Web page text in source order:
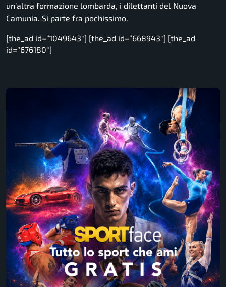
un’altra formazione lombarda, i dilettanti del Nuova
Camunia. Si parte fra pochissimo.
[the_ad id=”1049643″] [the_ad id=”668943″] [the_ad
id=”676180″]